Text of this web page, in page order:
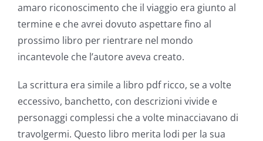
amaro riconoscimento che il viaggio era giunto al
termine e che avrei dovuto aspettare fino al
prossimo libro per rientrare nel mondo
incantevole che l’autore aveva creato.
La scrittura era simile a libro pdf ricco, se a volte
eccessivo, banchetto, con descrizioni vivide e
personaggi complessi che a volte minacciavano di
travolgermi. Questo libro merita lodi per la sua